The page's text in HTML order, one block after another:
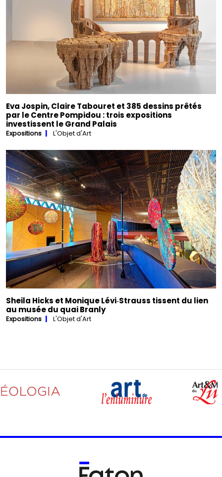
Eva Jospin, Claire Tabouret et 385 dessins prêtés
par le Centre Pompidou : trois expositions
investissent le Grand Palais
Expositions L'Objet d'Art
Sheila Hicks et Monique Lévi‑Strauss tissent du lien
au musée du quai Branly
Expositions L'Objet d'Art